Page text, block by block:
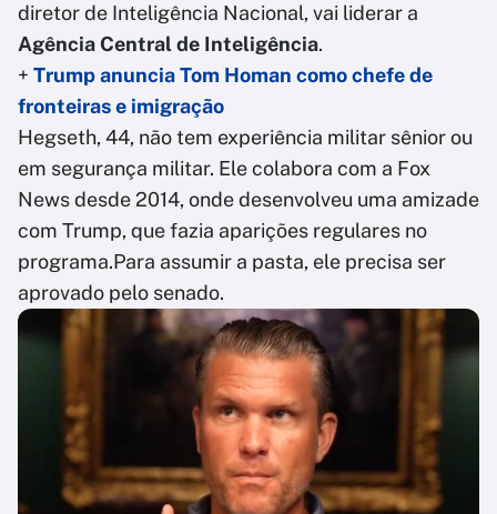
diretor de Inteligência Nacional, vai liderar a
Agência Central de Inteligência.
+ Trump anuncia Tom Homan como chefe de
fronteiras e imigração
Hegseth, 44, não tem experiência militar sênior ou
em segurança militar. Ele colabora com a Fox
News desde 2014, onde desenvolveu uma amizade
com Trump, que fazia aparições regulares no
programa.Para assumir a pasta, ele precisa ser
aprovado pelo senado.